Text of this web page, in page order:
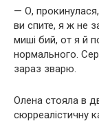
— О,
ви спите, я ж не
миші бий, от я й
нормального.
зараз зварю.
Олена стояла в
сюрреалістичну